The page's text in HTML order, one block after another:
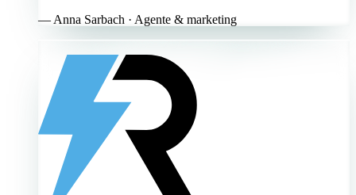
— Anna Sarbach · Agente & marketing